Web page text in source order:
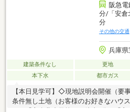
阪急
分/「安倉
分
その他の交通
兵庫県
建築条件なし 更地
本下水
都市ガス
【本日見学可】◇現地説明会開催（要
条件無し土地（お客様のお好きなハウ